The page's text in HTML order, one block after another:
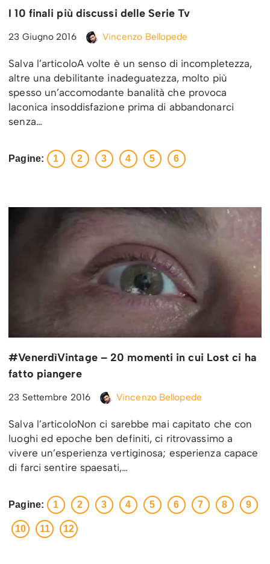
I 10 finali più discussi delle Serie Tv
23 Giugno 2016 Vincenzo Bellopede
Salva l’articoloA volte è un senso di incompletezza,
altre una debilitante inadeguatezza, molto più
spesso un’accomodante banalità che provoca
laconica insoddisfazione prima di abbandonarci
senza…
Pagine: 1 2 3 4 5 6
#VenerdìVintage – 20 momenti in cui Lost ci ha
fatto piangere
23 Settembre 2016 Vincenzo Bellopede
Salva l’articoloNon ci sarebbe mai capitato che con
luoghi ed epoche ben definiti, ci ritrovassimo a
vivere un’esperienza vertiginosa; esperienza capace
di farci sentire spaesati,…
Pagine: 1 2 3 4 5 6 7 8 9
10 11 12